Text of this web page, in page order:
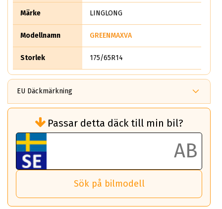
Märke LINGLONG
Modellnamn GREENMAXVA
Storlek 175/65R14
EU Däckmärkning
bränsleförbrukningen)
Det ska vara en betygsskala från klass A
till G för rullmotstånd.
Ett klass A däck kommer ha 6,5% bättre
bränsleförbrukning än ett klass G däck.
Det betyder att om man kör 10,000 km,
så sparar man 50 liter bränsle med ett
Passar detta däck till min bil?
Sök på bilmodell